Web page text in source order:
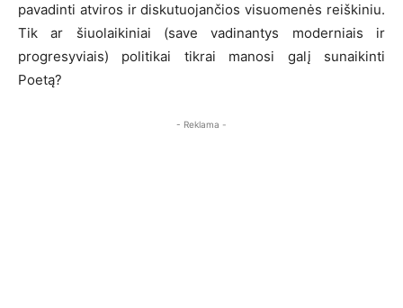
pavadinti atviros ir diskutuojančios visuomenės reiškiniu.
Tik ar šiuolaikiniai (save vadinantys moderniais ir
progresyviais) politikai tikrai manosi galį sunaikinti
Poetą?
- Reklama -